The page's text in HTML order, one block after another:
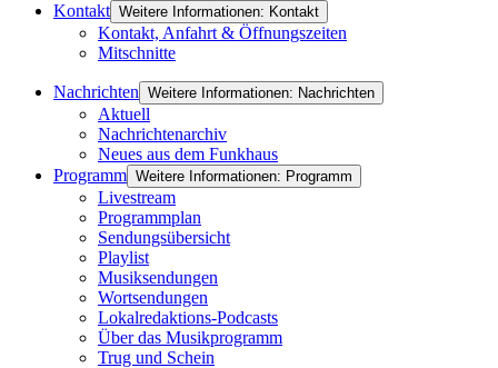
Kontakt Weitere Informationen: Kontakt
Kontakt, Anfahrt & Öffnungszeiten
Mitschnitte
Nachrichten Weitere Informationen: Nachrichten
Aktuell
Nachrichtenarchiv
Neues aus dem Funkhaus
Programm Weitere Informationen: Programm
Livestream
Programmplan
Sendungsübersicht
Playlist
Musiksendungen
Wortsendungen
Lokalredaktions-Podcasts
Über das Musikprogramm
Trug und Schein